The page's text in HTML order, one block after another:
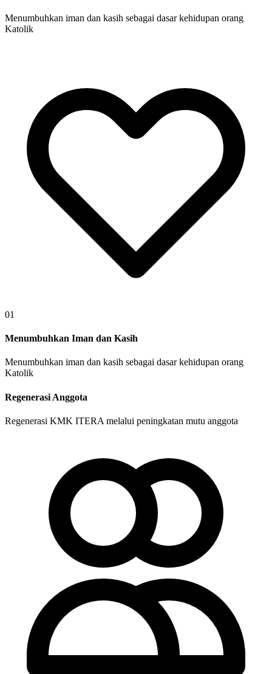
Menumbuhkan iman dan kasih sebagai dasar kehidupan orang
Katolik
01
Menumbuhkan Iman dan Kasih
Menumbuhkan iman dan kasih sebagai dasar kehidupan orang
Katolik
Regenerasi Anggota
Regenerasi KMK ITERA melalui peningkatan mutu anggota